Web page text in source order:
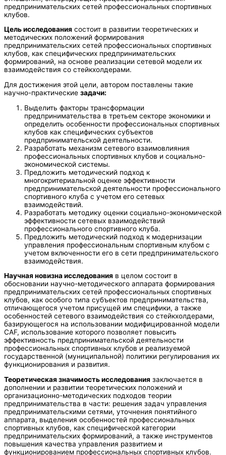
предпринимательских сетей профессиональных спортивных
клубов.
Цель исследования состоит в развитии теоретических и
методических положений формирования
предпринимательских сетей профессиональных спортивных
клубов, как специфических предпринимательских
формирований, на основе реализации сетевой модели их
взаимодействия со стейкхолдерами.
Для достижения этой цели, автором поставлены такие
научно-практические задачи:
Выделить факторы трансформации
предпринимательства в третьем секторе экономики и
определить особенности профессиональных спортивных
клубов как специфических субъектов
предпринимательской деятельности.
Разработать механизм сетевого взаимовлияния
профессиональных спортивных клубов и социально-
экономической системы.
Предложить методический подход к
многокритериальной оценке эффективности
предпринимательской деятельности профессионального
спортивного клуба с учетом его сетевых
взаимодействий.
Разработать методику оценки социально-экономической
эффективности сетевых взаимодействий
профессионального спортивного клуба.
Предложить методический подход к модернизации
управления профессиональным спортивным клубом с
учетом включенности его в сети предпринимательского
взаимодействия.
Научная новизна исследования в целом состоит в
обосновании научно-методического аппарата формирования
предпринимательских сетей профессиональных спортивных
клубов, как особого типа субъектов предпринимательства,
отличающегося учетом присущей им специфики, а также
особенностей сетевого взаимодействия со стейкхолдерами,
базирующегося на использовании модифицированной модели
CAF, использование которого позволяет повысить
эффективность предпринимательской деятельности
профессиональных спортивных клубов и реализуемой
государственной (муниципальной) политики регулирования их
функционирования и развития.
Теоретическая значимость исследования заключается в
дополнении и развитии теоретических положений и
организационно-методических подходов теории
предпринимательства в части: решения задач управления
предпринимательскими сетями, уточнения понятийного
аппарата, выделения особенностей профессиональных
спортивных клубов, как специфической категории
предпринимательских формирований, а также инструментов
повышения качества управления развитием и
функционированием профессиональных спортивных клубов.